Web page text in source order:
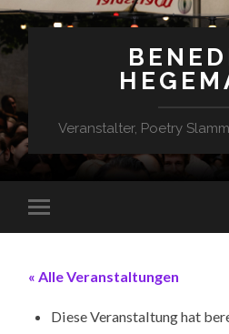
Veranstalter, Poetry
« Alle Veranstaltungen
Diese Veranstaltung hat